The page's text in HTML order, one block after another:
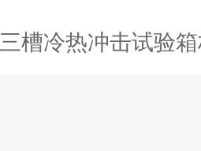
三槽冷热冲击试验